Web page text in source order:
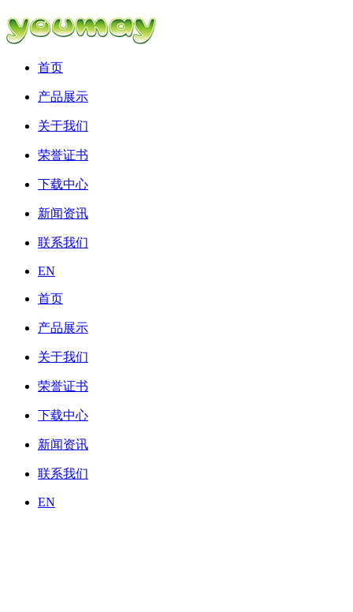
首页
产品展示
关于我们
荣誉证书
下载中心
新闻资讯
联系我们
EN
首页
产品展示
关于我们
荣誉证书
下载中心
新闻资讯
联系我们
EN